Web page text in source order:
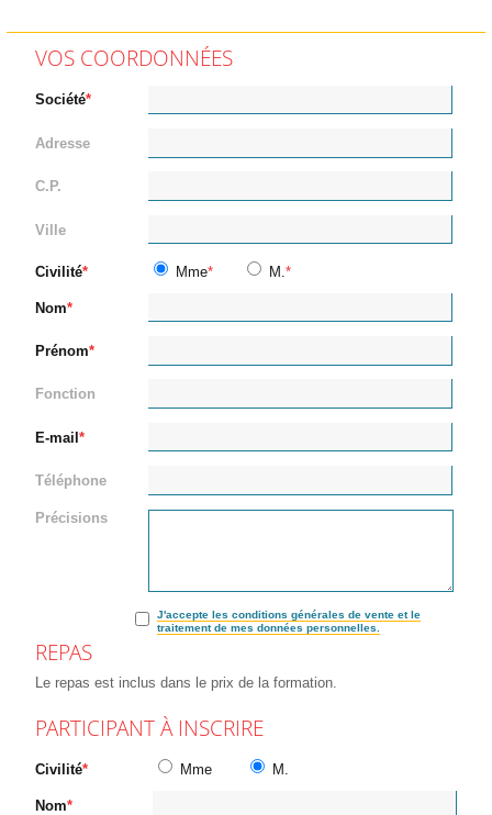
VOS COORDONNÉES
Société
Adresse
C.P.
Ville
Civilité Mme M.
Nom
Prénom
Fonction
E-mail
Téléphone
Précisions
J'accepte les conditions générales de vente et le
traitement de mes données personnelles.
REPAS
Le repas est inclus dans le prix de la formation.
PARTICIPANT À INSCRIRE
Civilité Mme M.
Nom